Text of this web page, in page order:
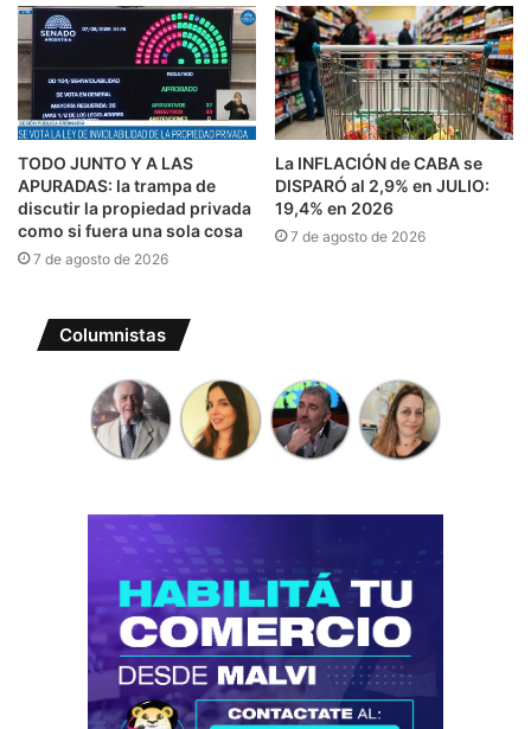
TODO JUNTO Y A LAS
APURADAS: la trampa de
discutir la propiedad privada
como si fuera una sola cosa
7 de agosto de 2026
La INFLACIÓN de CABA se
DISPARÓ al 2,9% en JULIO:
19,4% en 2026
7 de agosto de 2026
Columnistas